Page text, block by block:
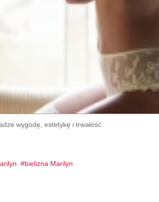
wygodę, estetykę i trwałość.
bielizna Marilyn